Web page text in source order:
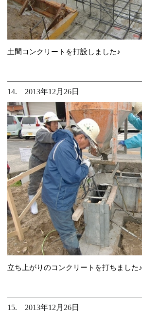
土間コンクリートを打設しました♪
14. 2013年12月26日
立ち上がりのコンクリートを打ちました♪
15. 2013年12月26日